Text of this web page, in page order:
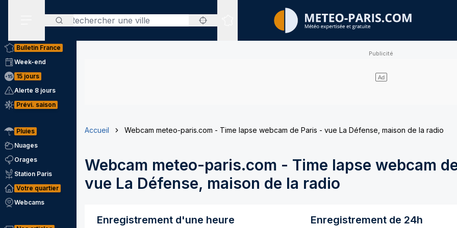
Rechercher
Sites expertisés
Bulletin France
Week-end
15 jours
Alerte 8 jours
Prévi. saison
Pluies
Nuages
Orages
Station Paris
Votre quartier
Webcams
Accueil Webcam meteo-paris.com - Time lapse webcam de Paris - vue La Défense, maison de la radio
Webcam meteo-paris.com - Time lapse webcam
vue La Défense, maison de la radio
Enregistrement d'une heure Enregistrement de 24h